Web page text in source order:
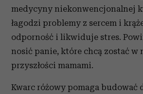
medycyny niekonwencjonalnej
łagodzi problemy z sercem i
odporność i likwiduje stres.
nosić panie, które chcą zostać w
przyszłości mamami.
Kwarc różowy pomaga budować